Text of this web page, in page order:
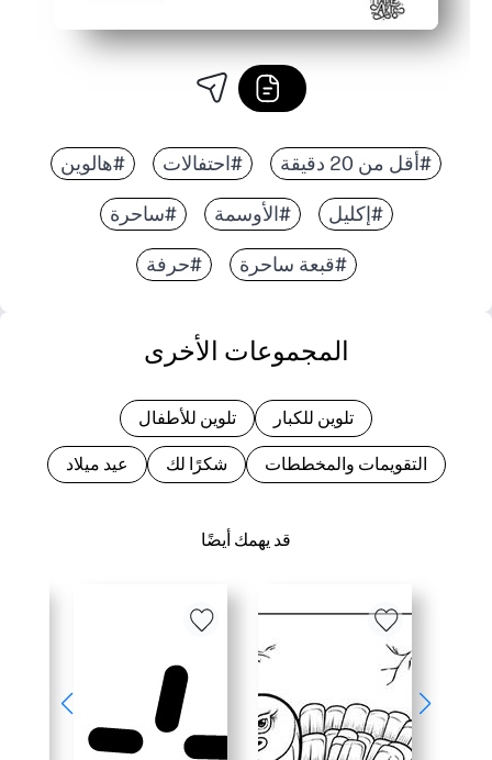
#أقل من 20 دقيقة #احتفالات #هالوين
#إكليل #الأوسمة #ساحرة
#قبعة ساحرة #حرفة
قد يهمك أيضًا
المجموعات الأخرى
تلوين للكبار تلوين للأطفال
التقويمات والمخططات شكرًا لك عيد ميلاد